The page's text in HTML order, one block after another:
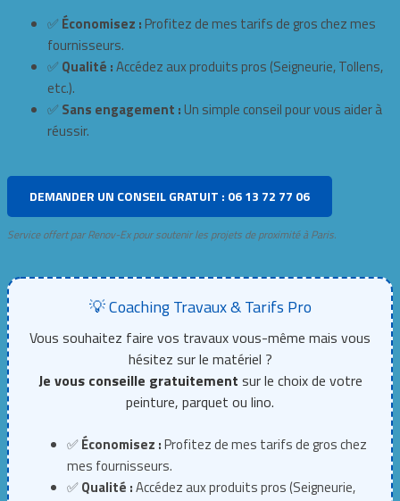
✅ Économisez : Profitez de mes tarifs de gros chez mes
fournisseurs.
✅ Qualité :Accédez aux produits pros (Seigneurie, Tollens,
etc.).
✅ Sans engagement : Un simple conseil pour vous aider à
réussir.
DEMANDER UN CONSEIL GRATUIT : 06 13 72 77 06
Service offert par Renov-Ex pour soutenir les projets de proximité à Paris.
💡 Coaching Travaux & Tarifs Pro
Vous souhaitez faire vos travaux vous-même mais vous
hésitez sur le matériel ?
Je vous conseille gratuitement sur le choix de votre
peinture, parquet ou lino.
✅Économisez :Profitez de mes tarifs de gros chez
mes fournisseurs.
✅Qualité :Accédez aux produits pros (Seigneurie,